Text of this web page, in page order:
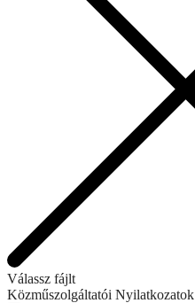
Válassz fájlt
Közműszolgáltatói Nyilatkozatok